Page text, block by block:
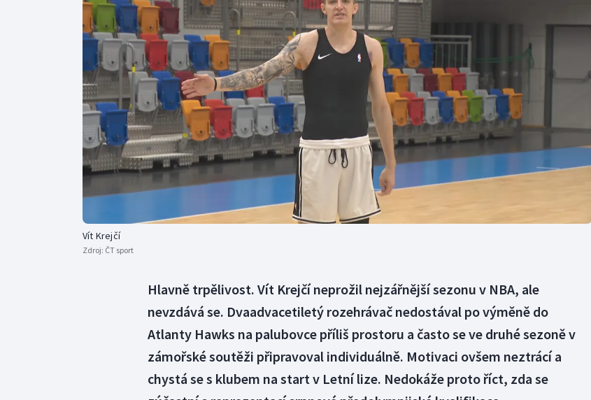
Curling
Dostihy
Florbal
Futsal
Golf
Gymnastika
Moderní pětiboj
Motorsport
Olympijské hry
Parasport
Plavání
Plážový volejbal
Vodní slalom
Vít Krejčí
Zdroj: ČT sport
Hlavně trpělivost. Vít Krejčí neprožil nejzářnější sezonu v NBA, ale
nevzdává se. Dvaadvacetiletý rozehrávač nedostával po výměně do
Atlanty Hawks na palubovce příliš prostoru a často se ve druhé sezoně v
zámořské soutěži připravoval individuálně. Motivaci ovšem neztrácí a
chystá se s klubem na start v Letní lize. Nedokáže proto říct, zda se